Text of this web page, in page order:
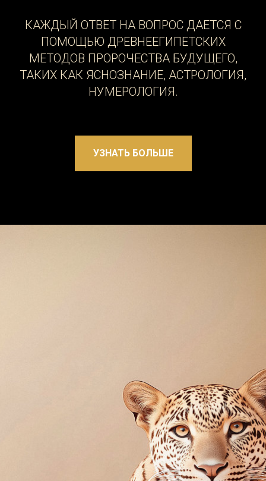
КАЖДЫЙ ОТВЕТ НА ВОПРОС ДАЕТСЯ С
ПОМОЩЬЮ ДРЕВНЕЕГИПЕТСКИХ
МЕТОДОВ ПРОРОЧЕСТВА БУДУЩЕГО,
ТАКИХ КАК ЯСНОЗНАНИЕ, АСТРОЛОГИЯ,
НУМЕРОЛОГИЯ.
УЗНАТЬ БОЛЬШЕ